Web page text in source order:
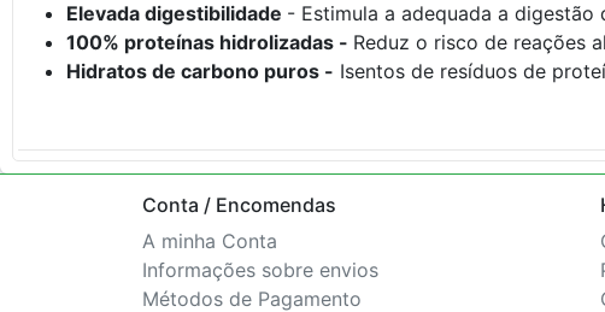
Elevada digestibilidade - Estimula a adequada a
100% proteínas hidrolizadas - Reduz o risco de reações
Hidratos de carbono puros - Isentos de resíduos de
Conta / Encomendas
A minha Conta
Informações sobre envios
Métodos de Pagamento